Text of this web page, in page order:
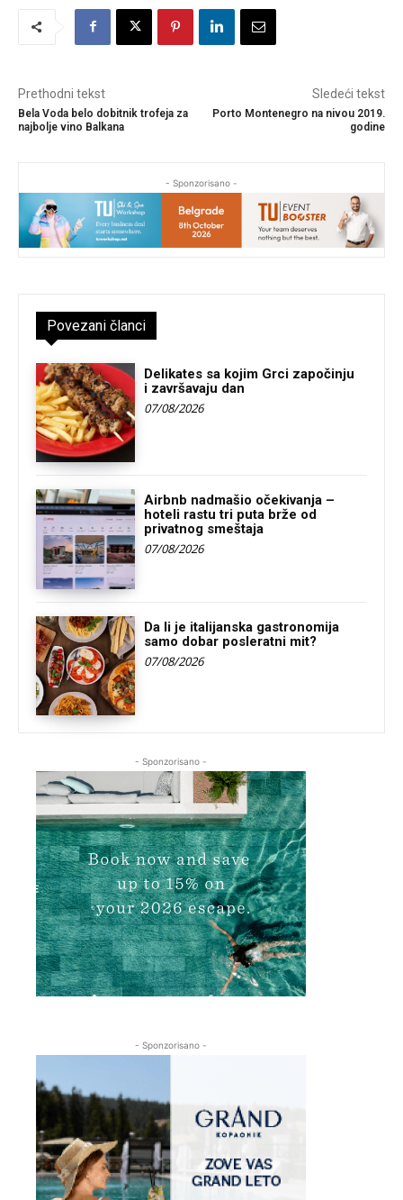
Prethodni tekst
Bela Voda belo dobitnik trofeja za
najbolje vino Balkana
Sledeći tekst
Porto Montenegro na nivou 2019.
godine
- Sponzorisano -
Povezani članci
Delikates sa kojim Grci započinju
i završavaju dan
07/08/2026
Airbnb nadmašio očekivanja –
hoteli rastu tri puta brže od
privatnog smeštaja
07/08/2026
Da li je italijanska gastronomija
samo dobar posleratni mit?
07/08/2026
- Sponzorisano -
- Sponzorisano -